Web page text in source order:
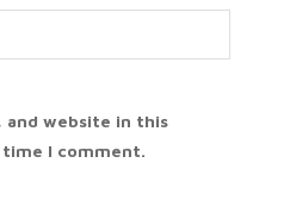
and website in this
I comment.